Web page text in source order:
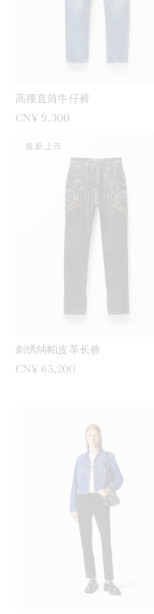
高腰直筒牛仔裤
CN¥ 9,300
刺绣纳帕皮革长裤
CN¥ 65,200
最新上市